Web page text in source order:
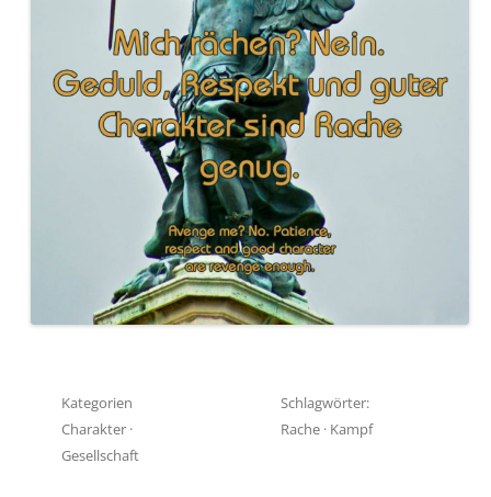
Kategorien
Charakter ·
Gesellschaft
Schlagwörter:
Rache · Kampf